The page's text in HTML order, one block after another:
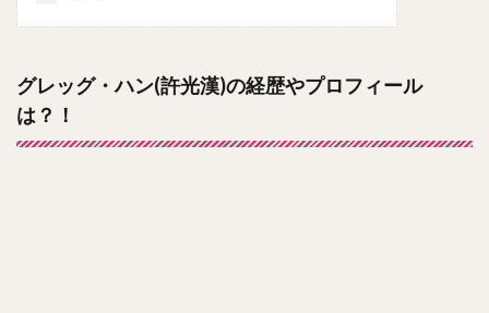
グレッグ・ハン(許光漢)の経歴やプロフィール
は？！